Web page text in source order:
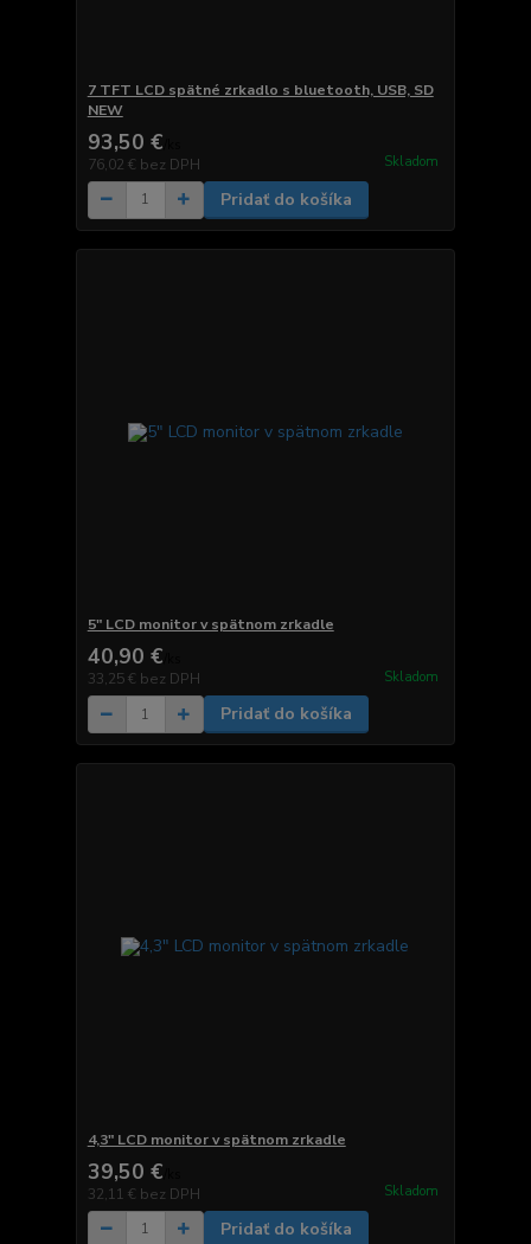
7 TFT LCD spätné zrkadlo s bluetooth, USB, SD
NEW
93,50 €
76,02 € bez DPH Skladom
Pridať do košíka
5" LCD monitor v spätnom zrkadle
40,90 €
33,25 € bez DPH Skladom
Pridať do košíka
4,3" LCD monitor v spätnom zrkadle
39,50 €
32,11 € bez DPH Skladom
Pridať do košíka